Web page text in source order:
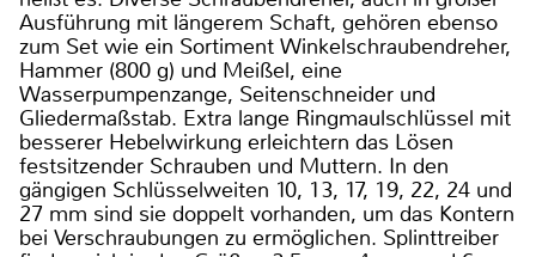
Ausführung mit längerem Schaft, gehören ebenso
zum Set wie ein Sortiment Winkelschraubendreher,
Hammer (800 g) und Meißel, eine
Wasserpumpenzange, Seitenschneider und
Gliedermaßstab. Extra lange Ringmaulschlüssel mit
besserer Hebelwirkung erleichtern das Lösen
festsitzender Schrauben und Muttern. In den
gängigen Schlüsselweiten 10, 13, 17, 19, 22, 24 und
27 mm sind sie doppelt vorhanden, um das Kontern
bei Verschraubungen zu ermöglichen. Splinttreiber